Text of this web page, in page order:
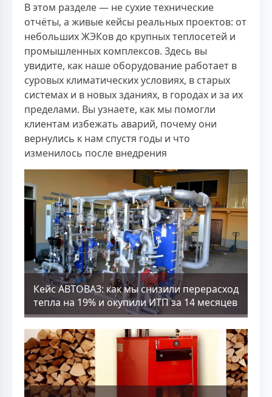
В этом разделе — не сухие технические
отчёты, а живые кейсы реальных проектов: от
небольших ЖЭКов до крупных теплосетей и
промышленных комплексов. Здесь вы
увидите, как наше оборудование работает в
суровых климатических условиях, в старых
системах и в новых зданиях, в городах и за их
пределами. Вы узнаете, как мы помогли
клиентам избежать аварий, почему они
вернулись к нам спустя годы и что
изменилось после внедрения
Кейс АВТОВАЗ: как мы снизили перерасход
тепла на 19% и окупили ИТП за 14 месяцев